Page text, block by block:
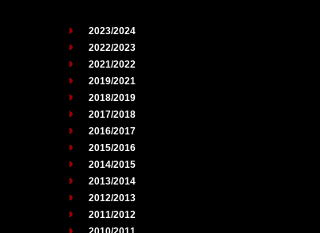
2023/2024
2022/2023
2021/2022
2019/2021
2018/2019
2017/2018
2016/2017
2015/2016
2014/2015
2013/2014
2012/2013
2011/2012